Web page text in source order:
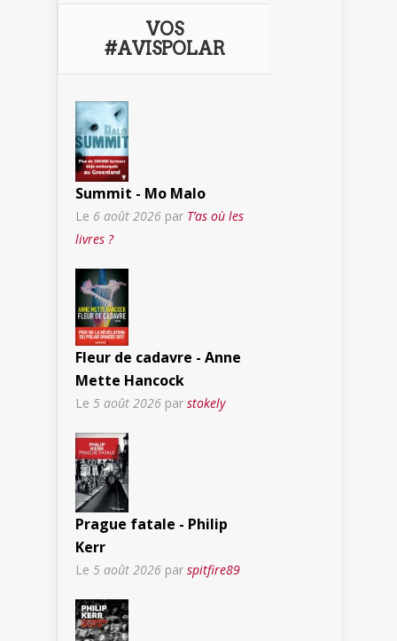
VOS
#AVISPOLAR
Summit - Mo Malo
Le 6 août 2026 par T’as où les
livres ?
Fleur de cadavre - Anne
Mette Hancock
Le 5 août 2026 par stokely
Prague fatale - Philip
Kerr
Le 5 août 2026 par spitfire89